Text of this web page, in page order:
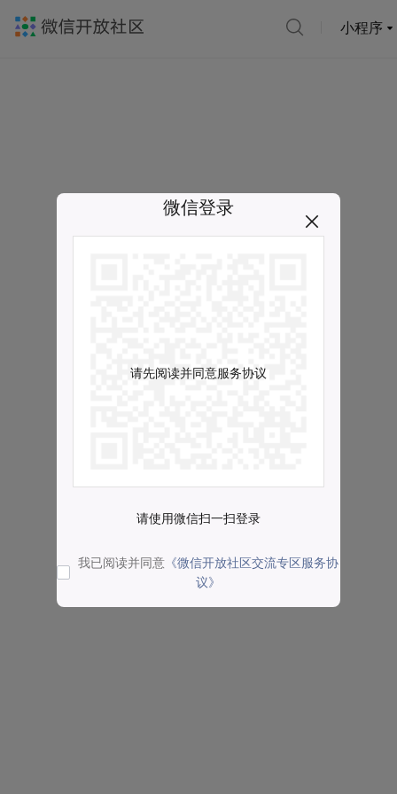
小程序
微信登录
请先阅读并同意服务协议
请使用微信扫一扫登录
我已阅读并同意 《微信开放社区交流专区服务协
议》